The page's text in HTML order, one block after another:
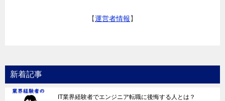
【運営者情報】
新着記事
IT業界経験者でエンジニア転職に後悔する人とは？